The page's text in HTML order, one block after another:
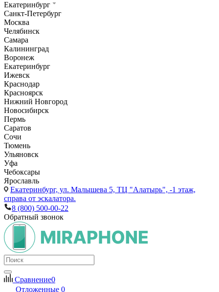
Екатеринбург
Санкт-Петербург
Москва
Челябинск
Самара
Калининград
Воронеж
Екатеринбург
Ижевск
Краснодар
Красноярск
Нижний Новгород
Новосибирск
Пермь
Саратов
Сочи
Тюмень
Ульяновск
Уфа
Чебоксары
Ярославль
Екатеринбург, ул. Малышева 5, ТЦ "Алатырь", -1 этаж,
справа от эскалатора.
8 (800) 500-00-22
Обратный звонок
Сравнение0
Отложенные 0